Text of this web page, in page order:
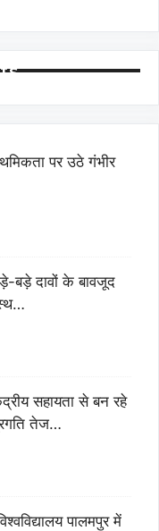
पर उठे गंभीर
बड़े दावों के बावजूद
सहायता से बन रहे
तेज…
पालमपुर में